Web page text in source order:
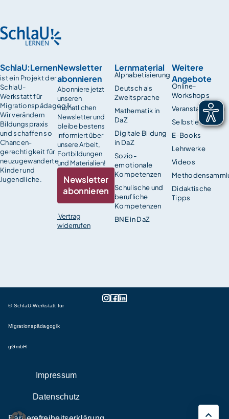
SchlaU:Lernen
ist ein Projekt der
SchlaU-
Werkstatt für
Migrationspädagogik.
Wir verändern
Bildungspraxis
und schaffen so
Chancen­
gerechtigkeit für
neuzugewanderte
Kinder und
Jugendliche.
Lernmaterial
Alphabetisierung
Deutsch als
Zweitsprache
Mathematik in
DaZ
Digitale Bildung
in DaZ
Sozio-
emotionale
Kompetenzen
Schulische und
berufliche
Kompetenzen
BNE in DaZ
Weitere
Angebote
Online-
Workshops
Veranstaltungen
Selbstlernkurse
E-Books
Lehrwerke
Videos
Didaktische
Tipps
Newsletter
abonnieren
Abonniere jetzt
unseren
monatlichen
Newsletter und
bleibe bestens
informiert über
unsere Arbeit,
Fortbildungen
und Materialien!
Newsletter
abonnieren
Vertrag
widerrufen
© SchlaU-Werkstatt für
Migrationspädagogik
gGmbH
Impressum
Datenschutz